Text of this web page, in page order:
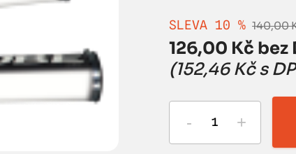
SLEVA 10 % 140,00
126,00 Kč bez
(152,46 Kč s
- +